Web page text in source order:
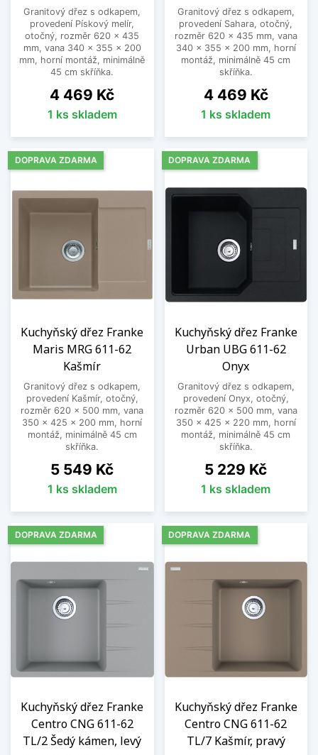
Granitový dřez s odkapem,
provedení Pískový melír,
otočný, rozměr 620 x 435
mm, vana 340 x 355 x 200
mm, horní montáž, minimálně
45 cm skříňka.
Cena
4 469 Kč
1 ks skladem
Granitový dřez s odkapem,
provedení Sahara, otočný,
rozměr 620 x 435 mm, vana
340 x 355 x 200 mm, horní
montáž, minimálně 45 cm
skříňka.
Cena
4 469 Kč
1 ks skladem
Kuchyňský dřez Franke
Maris MRG 611-62
Kašmír
Granitový dřez s odkapem,
provedení Kašmír, otočný,
rozměr 620 x 500 mm, vana
350 x 425 x 200 mm, horní
montáž, minimálně 45 cm
skříňka.
Cena
5 549 Kč
1 ks skladem
DOPRAVA ZDARMA
Kuchyňský dřez Franke
Urban UBG 611-62
Onyx
Granitový dřez s odkapem,
provedení Onyx, otočný,
rozměr 620 x 500 mm, vana
350 x 425 x 220 mm, horní
montáž, minimálně 45 cm
skříňka.
Cena
5 229 Kč
1 ks skladem
DOPRAVA ZDARMA
Kuchyňský dřez Franke
Centro CNG 611-62
TL/2 Šedý kámen, levý
DOPRAVA ZDARMA
Kuchyňský dřez Franke
Centro CNG 611-62
TL/7 Kašmír, pravý
DOPRAVA ZDARMA